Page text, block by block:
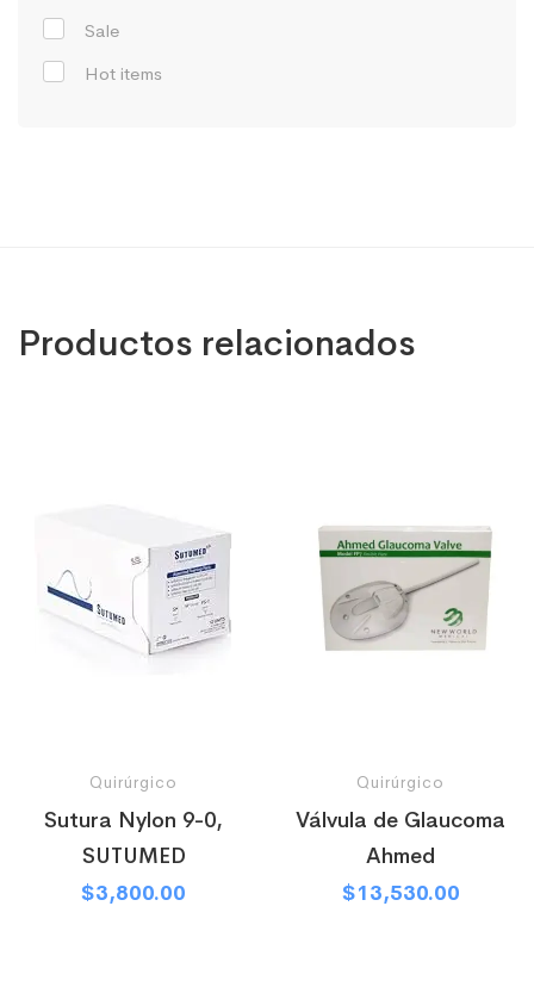
Sale
Hot items
Productos relacionados
Quirúrgico
Sutura Nylon 9-0,
SUTUMED
$3,800.00
Quirúrgico
Válvula de Glaucoma
Ahmed
$13,530.00